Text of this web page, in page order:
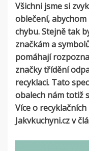
Všichni jsme si
oblečení,
chybu.Stejně tak
značkám a
pomáhají
značky třídění
recyklaci. Tato
obalech nám totiž
Více o
Jakvkuchyni.cz v